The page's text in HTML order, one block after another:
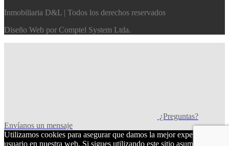
Inmobiliaria D&L | Todos los derechos reservados
Diseño Web por Comptel System Ltda.
¿Preguntas?
Envíanos un mensaje
Utilizamos cookies para asegurar que damos la mejor experiencia al
usuario en nuestra web. Si sigues utilizando este sitio asumiremos